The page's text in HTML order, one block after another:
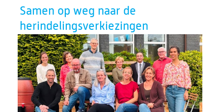
Samen op weg naar de
herindelingsverkiezingen